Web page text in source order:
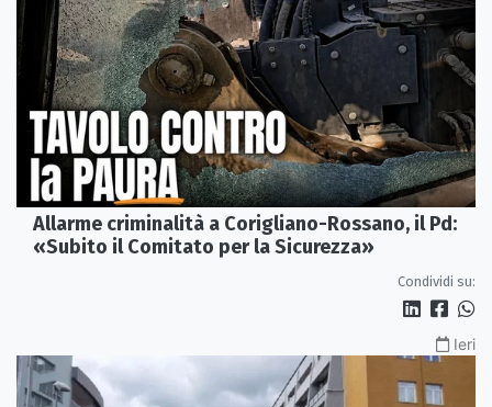
Allarme criminalità a Corigliano-Rossano, il Pd:
«Subito il Comitato per la Sicurezza»
Condividi su:
Ieri